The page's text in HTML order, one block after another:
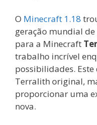
O Minecraft 1.18
geração mundial
para a Minecraft
trabalho incrível
possibilidades. Este
Terralith original,
proporcionar uma
nova.